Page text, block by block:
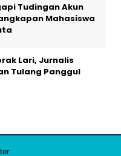
Tudingan Akun
Mahasiswa
Lari, Jurnalis
Tulang Panggul